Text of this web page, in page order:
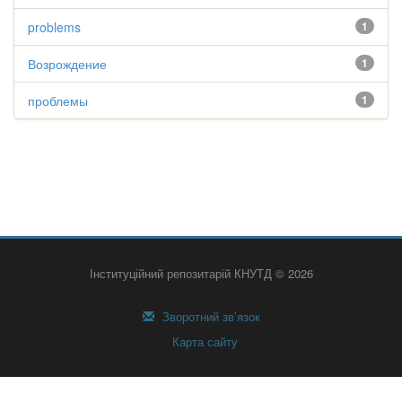
1
problems
1
Возрождение
1
проблемы
Інституційний репозитарій КНУТД © 2026
Зворотний зв’язок
Карта сайту